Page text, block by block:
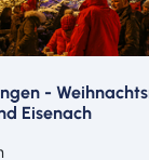
-
Eisenach